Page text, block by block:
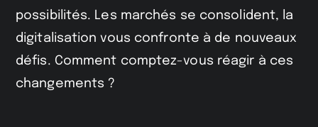
possibilités. Les marchés se consolident, la
digitalisation vous confronte à de nouveaux
défis. Comment comptez-vous réagir à ces
changements ?